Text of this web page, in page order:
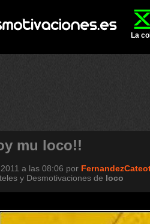
La
mu loco!!
a las 08:06 por
y Desmotivaciones de loco